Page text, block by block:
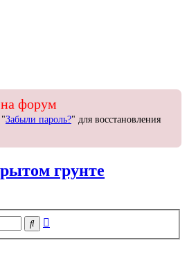
форум
"Забыли пароль?" для восстановления
грунте
Поиск